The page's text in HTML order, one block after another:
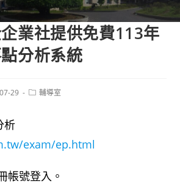
業社提供免費113年
分析系統
29
Post輔導室
析
exam/ep.html
帳號登入。